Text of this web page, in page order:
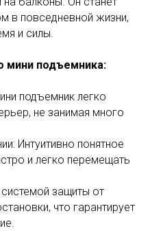
в повседневной жизни,
и силы.
мини подъемника:
подъемник легко
не занимая много
Интуитивно понятное
и легко перемещать
защиты от
что гарантирует